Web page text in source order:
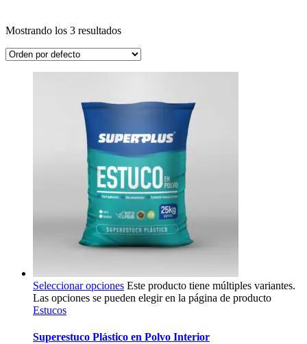
Mostrando los 3 resultados
Seleccionar opciones Este producto tiene múltiples variantes.
Las opciones se pueden elegir en la página de producto
Estucos
Superestuco Plástico en Polvo Interior